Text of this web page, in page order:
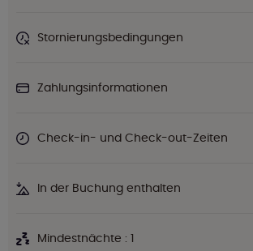
Stornierungsbedingungen
Zahlungsinformationen
Check-in- und Check-out-Zeiten
In der Buchung enthalten
Mindestnächte : 1